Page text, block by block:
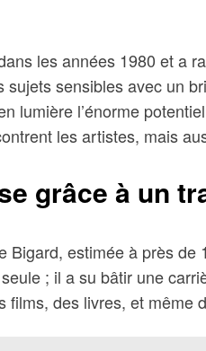
les années 1980 et a
sensibles avec un
lumière l’énorme
les artistes, mais
grâce à un
estimée à près de
; il a su bâtir une
films, des livres, et